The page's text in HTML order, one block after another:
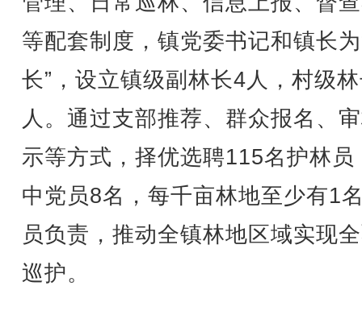
等配套制度，镇党委书记和镇长
长”，设立镇级副林长4人，村级
人。通过支部推荐、群众报名、
示等方式，择优选聘115名护林员
中党员8名，每千亩林地至少有1
员负责，推动全镇林地区域实现
巡护。